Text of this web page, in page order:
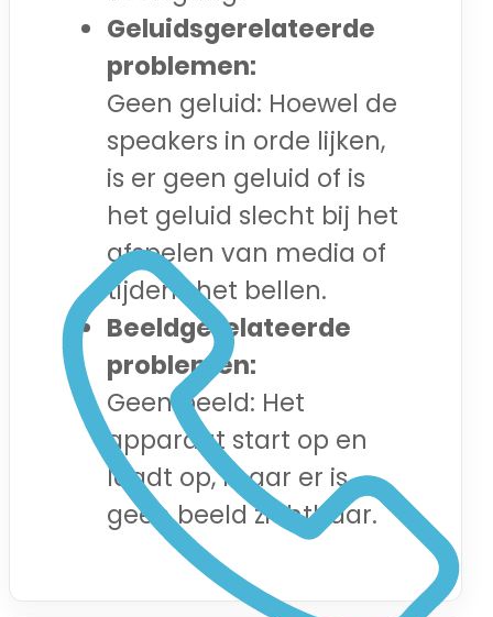
Geluidsgerelateerde
problemen:
Geen geluid: Hoewel de
speakers in orde lijken,
is er geen geluid of is
het geluid slecht bij het
afspelen van media of
tijdens het bellen.
Beeldgerelateerde
problemen:
Geen beeld: Het
apparaat start op en
laadt op, maar er is
geen beeld zichtbaar.